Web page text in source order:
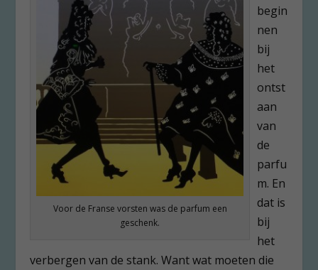
Voor de Franse vorsten was de parfum een
geschenk.
begin
nen
bij
het
ontst
aan
van
de
parfu
m. En
dat is
bij
het
verbergen van de stank. Want wat moeten die